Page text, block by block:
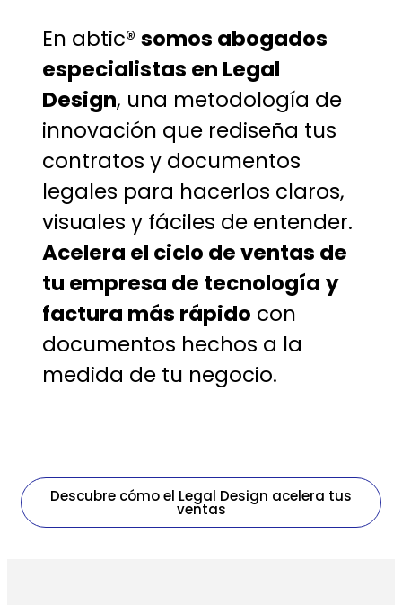
En abtic® somos abogados
especialistas en Legal
Design, una metodología de
innovación que rediseña tus
contratos y documentos
legales para hacerlos claros,
visuales y fáciles de entender.
Acelera el ciclo de ventas de
tu empresa de tecnología y
factura más rápido con
documentos hechos a la
medida de tu negocio.
Descubre cómo el Legal Design acelera tus
ventas